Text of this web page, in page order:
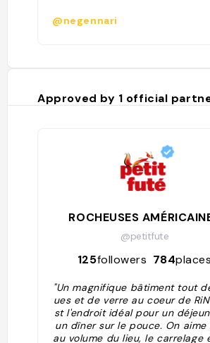
@negennari
Approved by 1 official
ROCHEUSES
@petitfute
125followers 784places
"Un magnifique bâtiment tout
ues et de verre au coeur de
st l'endroit idéal pour un
un dîner sur le pouce. On aime
au volume du lieu, le carrelage